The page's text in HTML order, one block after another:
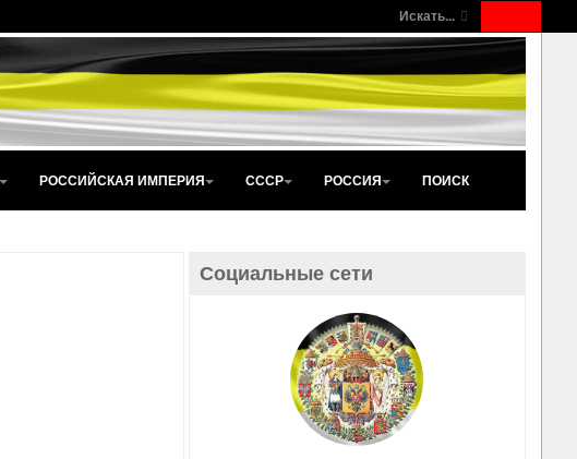
Искать...
РОССИЙСКАЯ ИМПЕРИЯ СССР РОССИЯ ПОИСК
Социальные сети